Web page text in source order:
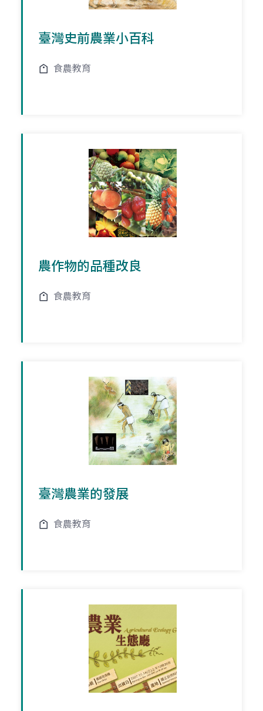
臺灣史前農業小百科
食農教育
農作物的品種改良
食農教育
臺灣農業的發展
食農教育